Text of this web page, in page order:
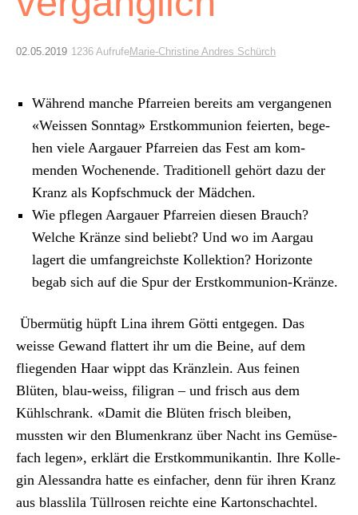
Über uns
ePaper
aktuelle Ausgabe
Suchen
02.05.2019 1236 AufrufeMarie-Christine Andres Schürch
Während manche Pfar­reien bere­its am ver­gan­genen
«Weis­sen Son­ntag» Erstkom­mu­nion feierten, bege­
hen viele Aar­gauer Pfar­reien das Fest am kom­
menden Woch­enende. Tra­di­tionell gehört dazu der
Kranz als Kopf­schmuck der Mäd­chen.
Wie pfle­gen Aar­gauer Pfar­reien diesen Brauch?
Welche Kränze sind beliebt? Und wo im Aar­gau
lagert die umfan­gre­ich­ste Kollek­tion? Hor­i­zonte
begab sich auf die Spur der Erstkom­mu­nion-Kränze.
Über­mütig hüpft Lina ihrem Göt­ti ent­ge­gen. Das
weisse Gewand flat­tert ihr um die Beine, auf dem
fliegen­den Haar wippt das Krän­zlein. Aus feinen
Blüten, blau-weiss, fil­igran – und frisch aus dem
Kühlschrank. «Damit die Blüten frisch bleiben,
mussten wir den Blu­menkranz über Nacht ins Gemüse­
fach leg­en», erk­lärt die Erstkom­mu­nikan­tin. Ihre Kol­le­
gin Alessan­dra hat­te es ein­fach­er, denn für ihren Kranz
aus blasslila Tüll­rosen reichte eine Kar­ton­schachtel.